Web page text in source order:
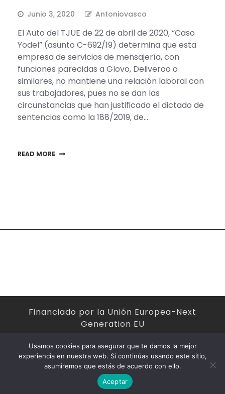
Junio 3, 2020 Antoniovasco
El Auto del TJUE de 22 de abril de 2020, “Caso
Yodel” (asunto C-692/19) determina que esta
empresa de servicios de mensajería, con
funciones parecidas a Glovo, Deliveroo o
similares, no mantiene una relación laboral con
sus trabajadores, pues no se dan las
circunstancias que han justificado el dictado de
sentencias como la 188/2019, de…
READ MORE
Financiado por la Unión Europea-Next
Generation EU
2024 - Antonio Vasco Gómez
Usamos cookies para asegurar que te damos la mejor
experiencia en nuestra web. Si continúas usando este sitio,
asumiremos que estás de acuerdo con ello.
Aceptar